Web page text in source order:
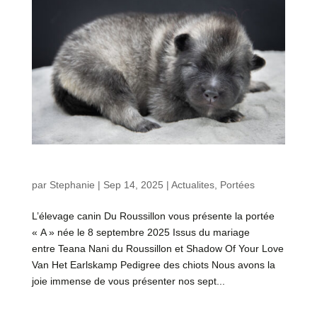
par Stephanie | Sep 14, 2025 | Actualites, Portées
L’élevage canin Du Roussillon vous présente la portée
« A » née le 8 septembre 2025 Issus du mariage
entre Teana Nani du Roussillon et Shadow Of Your Love
Van Het Earlskamp Pedigree des chiots Nous avons la
joie immense de vous présenter nos sept...